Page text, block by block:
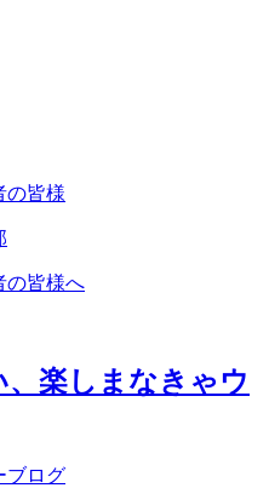
の皆様
の皆様へ
、楽しまなきゃウ
ブログ